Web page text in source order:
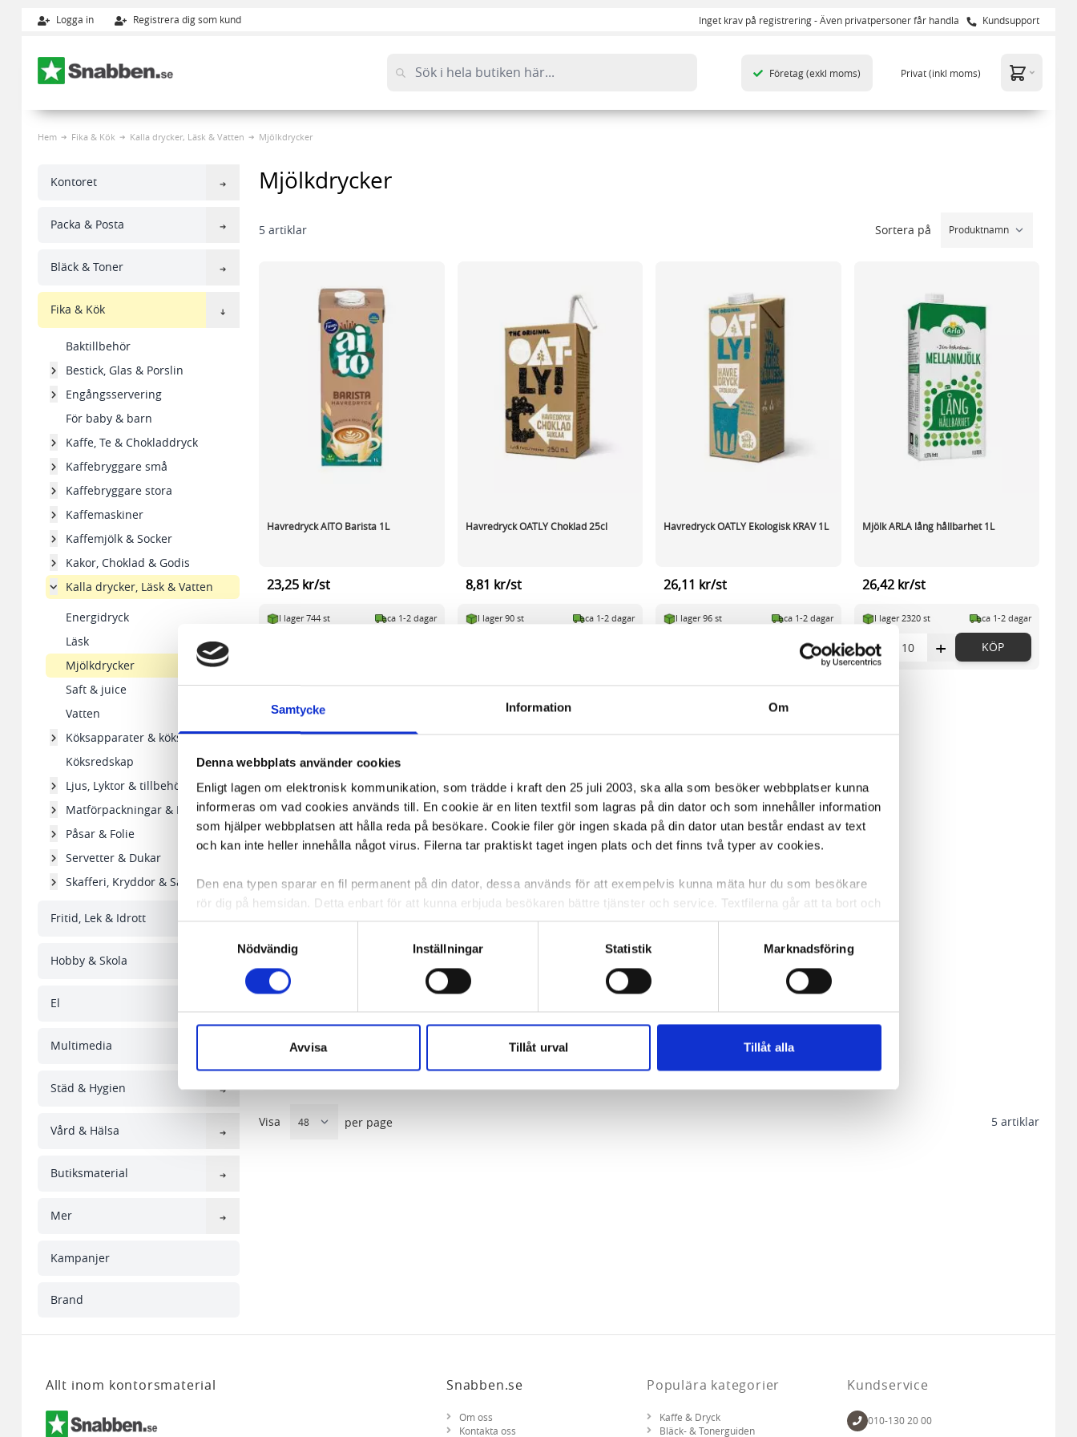
Samtycke Information Om
Denna webbplats använder cookies
Enligt lagen om elektronisk kommunikation, som trädde i kraft den 25 juli 2003, ska alla som besöker webbplatser kunna
informeras om vad cookies används till. En cookie är en liten textfil som lagras på din dator och som innehåller information
som hjälper webbplatsen att hålla reda på besökare. Cookie filer gör ingen skada på din dator utan består endast av text
och kan inte heller innehålla något virus. Filerna tar praktiskt taget ingen plats och det finns två typer av cookies.
Den ena typen sparar en fil permanent på din dator, dessa används för att exempelvis kunna mäta hur du som besökare
rör dig på hemsidan. Detta enbart för att kunna erbjuda besökaren bättre tjänster och service. Textfilerna går att ta bort och
de flesta webbläsare har funktioner för detta. Informationen som sparas på din dator är endast ett unikt nummer utan
någon koppling till personlig information, alltså helt anonymt.
Den andra typen av cookies som vanligtvis används är session cookies. Under tiden du är inne och besöker sidan delar
sociala medier och analysera vår trafik. Vi vidarebefordrar även sådana identifierare och annan information från din enhet
till de sociala medier och annons- och analysföretag som vi samarbetar med. Dessa kan i sin tur kombinera informationen
med annan information som du har tillhandahållit eller som de har samlat in när du har använt deras tjänster.
Nödvändig
Inställningar Statistik Marknadsföring
Avvisa Tillåt urval Tillåt alla
Logga in Registrera dig som kund Inget krav på registrering - Även privatpersoner får handla Kundsupport
Företag(exkl moms) Privat(inkl moms)
Hem Fika & Kök Kalla drycker, Läsk & Vatten Mjölkdrycker
Kontoret
Packa & Posta
Bläck & Toner
Fika & Kök
Baktillbehör
Bestick, Glas & Porslin
Engångsservering
För baby & barn
Kaffe, Te & Chokladdryck
Kaffebryggare små
Kaffebryggare stora
Kaffemaskiner
Kaffemjölk & Socker
Kakor, Choklad & Godis
Kalla drycker, Läsk & Vatten
Energidryck
Läsk
Mjölkdrycker
Saft & juice
Vatten
Köksapparater & köksgeråd
Köksredskap
Ljus, Lyktor & tillbehör
Matförpackningar & Formar
Påsar & Folie
Servetter & Dukar
Skafferi, Kryddor & Såser
Fritid, Lek & Idrott
Hobby & Skola
El
Multimedia
Städ & Hygien
Vård & Hälsa
Butiksmaterial
Mer
Kampanjer
Brand
Mjölkdrycker
5 artiklar Sortera på
Havredryck AITO Barista 1L
23,25 kr/st
I lager 744 st ca 1-2 dagar
Havredryck OATLY Choklad 25cl
8,81 kr/st
I lager 90 st ca 1-2 dagar
Havredryck OATLY Ekologisk KRAV 1L
26,11 kr/st
I lager 96 st ca 1-2 dagar
KÖP
Mjölk ARLA lång hållbarhet 1L
26,42 kr/st
I lager 2320 st ca 1-2 dagar
- + KÖP
Mjölk ARLA lång hållbarhet laktosf 1L
- + KÖP
5 artiklar
Visa per page
Allt inom kontorsmaterial Snabben.se
Om oss
Kontakta oss
Populära kategorier
Kaffe & Dryck
Bläck- & Tonerguiden
Kundservice
010-130 20 00